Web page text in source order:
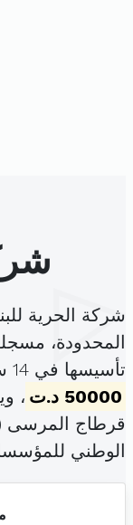
شركة الحرية
المحدودة،
تأسيسها في 14 سبتمبر 2015 برأس مال قدره
50000 د.ت
،
قرطاج المرسى
الوطني